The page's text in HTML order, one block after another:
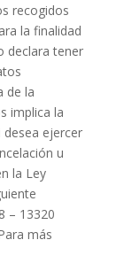
recogidos
la finalidad
declara tener
de la
implica la
desea ejercer
u
la Ley
– 13320
más